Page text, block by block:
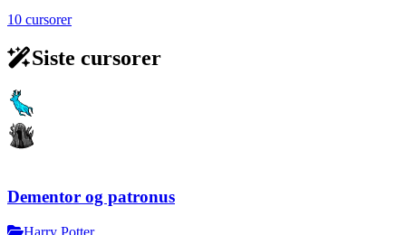
10 cursorer
Siste cursorer
Dementor og patronus
Harry Potter